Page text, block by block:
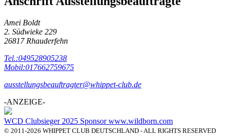
Amei Boldt
2. Südwieke 229
26817 Rhauderfehn
Tel.:049528905238
Mobil:017662759675
ausstellungsbeauftragter@whippet-club.de
-ANZEIGE-
WCD Clubsieger 2025 Sponsor www.wildborn.com
© 2011-2026 WHIPPET CLUB DEUTSCHLAND - ALL RIGHTS RESERVED